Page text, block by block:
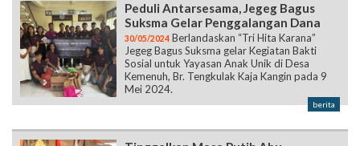
Peduli Antarsesama, Jegeg Bagus
Suksma Gelar Penggalangan Dana
30/05/2024 Berlandaskan “Tri Hita Karana”
Jegeg Bagus Suksma gelar Kegiatan Bakti
Sosial untuk Yayasan Anak Unik di Desa
Kemenuh, Br. Tengkulak Kaja Kangin pada 9
Mei 2024.
berita